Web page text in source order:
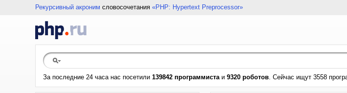
Рекурсивный акроним словосочетания «PHP: Hypertext Preprocessor»
За последние 24 часа нас посетили 139842 программистаи 9320 роботов. Сейчас ищут 3558